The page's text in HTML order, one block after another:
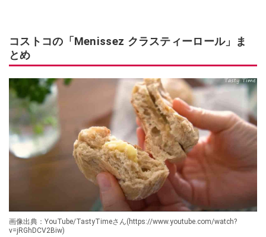
コストコの「Menissez クラスティーロール」ま
とめ
画像出典：YouTube/TastyTimeさん(https://www.youtube.com/watch?
v=jRGhDCV2Biw)